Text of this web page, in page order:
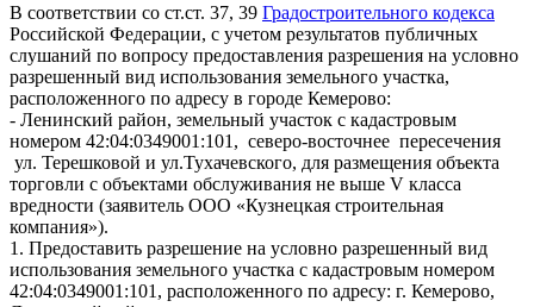
В соответствии со ст.ст. 37, 39 Градостроительного кодекса
Российской Федерации, с учетом результатов публичных
слушаний по вопросу предоставления разрешения на условно
разрешенный вид использования земельного участка,
расположенного по адресу в городе Кемерово:
- Ленинский район, земельный участок с кадастровым
номером 42:04:0349001:101, северо-восточнее пересечения
ул. Терешковой и ул.Тухачевского, для размещения объекта
торговли с объектами обслуживания не выше V класса
вредности (заявитель ООО «Кузнецкая строительная
компания»).
1. Предоставить разрешение на условно разрешенный вид
использования земельного участка с кадастровым номером
42:04:0349001:101, расположенного по адресу: г. Кемерово,